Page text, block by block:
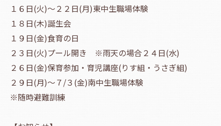
１６日(火)～２２日(月)東中生職場体験
１８日(木)誕生会
１９日(金)食育の日
２３日(火)プール開き ※雨天の場合２４日(水)
２６日(金)保育参加・育児講座(りす組・うさぎ組)
２９日(月)～７/３(金)南中生職場体験
※随時避難訓練